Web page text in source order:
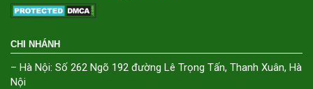
CHI NHÁNH
– Hà Nội: Số 262 Ngõ 192 đường Lê Trọng Tấn, Thanh Xuân, Hà
Nội